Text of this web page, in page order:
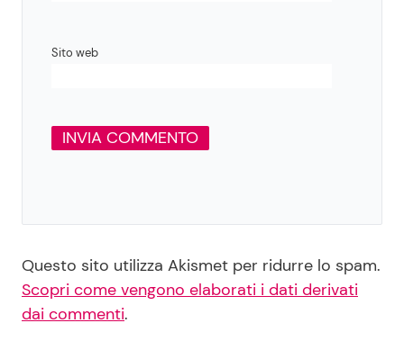
Sito web
Questo sito utilizza Akismet per ridurre lo spam.
Scopri come vengono elaborati i dati derivati
dai commenti.